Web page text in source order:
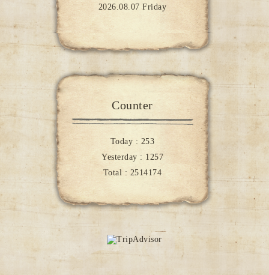
2026.08.07 Friday
Counter
Today : 253
Yesterday : 1257
Total : 2514174